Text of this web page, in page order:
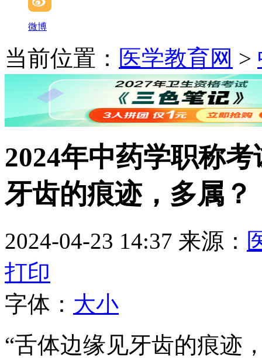
微博
当前位置： 医学教育网 >
2024年中药学职称
牙齿的痕迹，多属？
2024-04-23 14:37 来源：
打印
字体： 大小
“舌体边缘见牙齿的痕迹